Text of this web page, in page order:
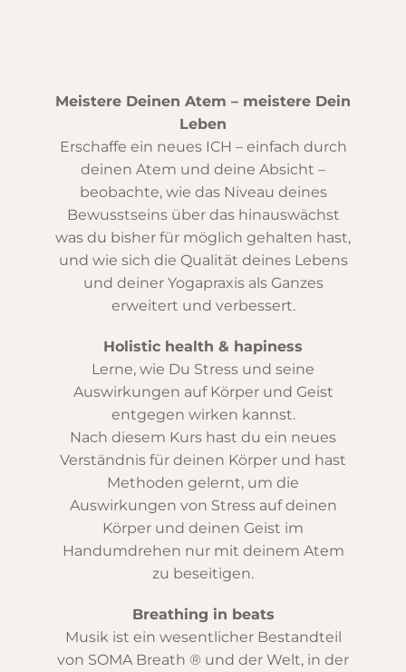
Meistere Deinen Atem – meistere Dein
Leben
Erschaffe ein neues ICH – einfach durch
deinen Atem und deine Absicht –
beobachte, wie das Niveau deines
Bewusstseins über das hinauswächst
was du bisher für möglich gehalten hast,
und wie sich die Qualität deines Lebens
und deiner Yogapraxis als Ganzes
erweitert und verbessert.
Holistic health & hapiness
Lerne, wie Du Stress und seine
Auswirkungen auf Körper und Geist
entgegen wirken kannst.
Nach diesem Kurs hast du ein neues
Verständnis für deinen Körper und hast
Methoden gelernt, um die
Auswirkungen von Stress auf deinen
Körper und deinen Geist im
Handumdrehen nur mit deinem Atem
zu beseitigen.
Breathing in beats
Musik ist ein wesentlicher Bestandteil
von SOMA Breath ® und der Welt, in der